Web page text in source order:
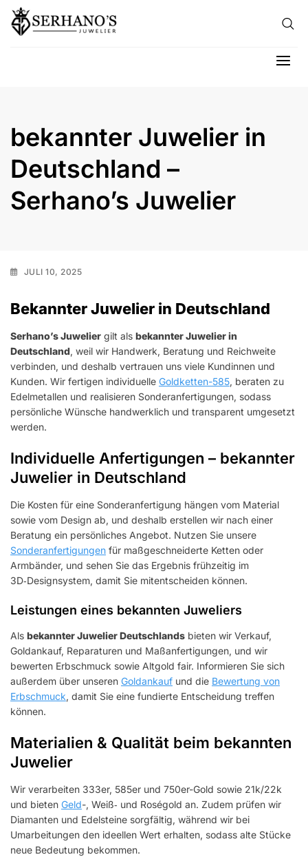
Skip to content
bekannter Juwelier in
Deutschland –
Serhano’s Juwelier
JULI 10, 2025
Bekannter Juwelier in Deutschland
Serhano’s Juwelier gilt als bekannter Juwelier in
Deutschland, weil wir Handwerk, Beratung und Reichweite
verbinden, und deshalb vertrauen uns viele Kundinnen und
Kunden. Wir fertigen individuelle Goldketten-585, beraten zu
Edelmetallen und realisieren Sonderanfertigungen, sodass
persönliche Wünsche handwerklich und transparent umgesetzt
werden.
Individuelle Anfertigungen – bekannter
Juwelier in Deutschland
Die Kosten für eine Sonderanfertigung hängen vom Material
sowie vom Design ab, und deshalb erstellen wir nach einer
Beratung ein persönliches Angebot. Nutzen Sie unsere
Sonderanfertigungen für maßgeschneiderte Ketten oder
Armbänder, und sehen Sie das Ergebnis frühzeitig im
3D‑Designsystem, damit Sie mitentscheiden können.
Leistungen eines bekannten Juweliers
Als bekannter Juwelier Deutschlands bieten wir Verkauf,
Goldankauf, Reparaturen und Maßanfertigungen, und wir
bewerten Erbschmuck sowie Altgold fair. Informieren Sie sich
außerdem über unseren Goldankauf und die Bewertung von
Erbschmuck, damit Sie eine fundierte Entscheidung treffen
können.
Materialien & Qualität beim bekannten
Juwelier
Wir verarbeiten 333er, 585er und 750er-Gold sowie 21k/22k
und bieten Geld-, Weiß‑ und Roségold an. Zudem prüfen wir
Diamanten und Edelsteine sorgfältig, während wir bei
Umarbeitungen den ideellen Wert erhalten, sodass alte Stücke
neue Bedeutung bekommen.